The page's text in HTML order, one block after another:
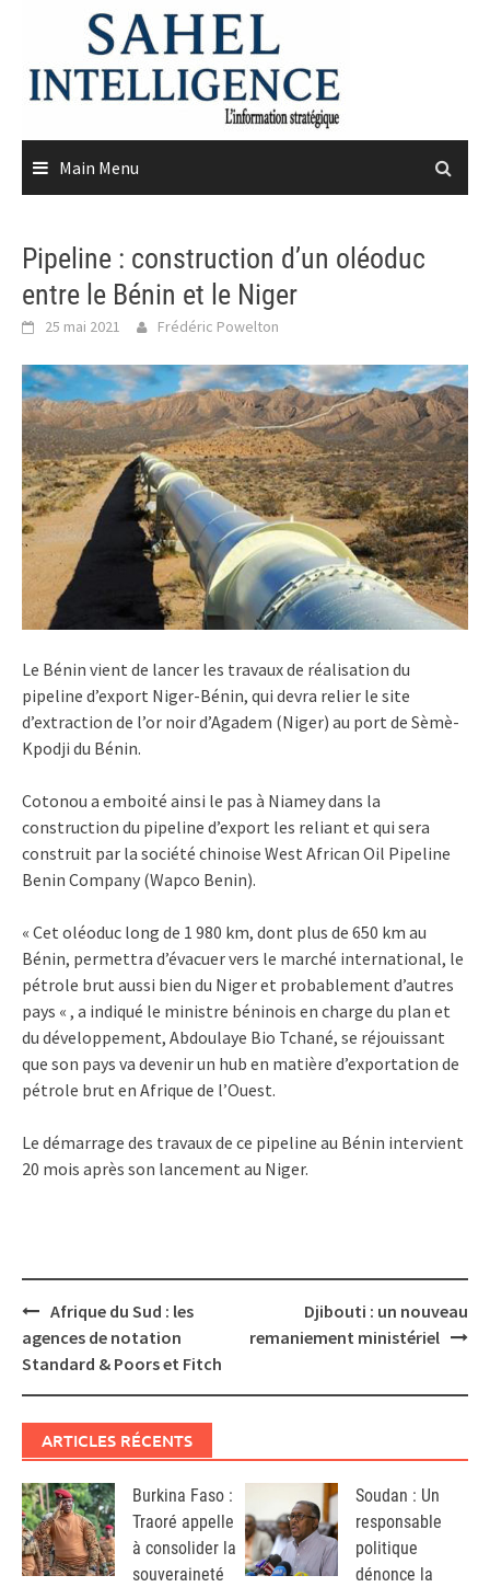
content
Main Menu
Pipeline : construction d’un oléoduc
entre le Bénin et le Niger
25 mai 2021 Frédéric Powelton
Le Bénin vient de lancer les travaux de réalisation du
pipeline d’export Niger-Bénin, qui devra relier le site
d’extraction de l’or noir d’Agadem (Niger) au port de Sèmè-
Kpodji du Bénin.
Cotonou a emboité ainsi le pas à Niamey dans la
construction du pipeline d’export les reliant et qui sera
construit par la société chinoise West African Oil Pipeline
Benin Company (Wapco Benin).
« Cet oléoduc long de 1 980 km, dont plus de 650 km au
Bénin, permettra d’évacuer vers le marché international, le
pétrole brut aussi bien du Niger et probablement d’autres
pays « , a indiqué le ministre béninois en charge du plan et
du développement, Abdoulaye Bio Tchané, se réjouissant
que son pays va devenir un hub en matière d’exportation de
pétrole brut en Afrique de l’Ouest.
Le démarrage des travaux de ce pipeline au Bénin intervient
20 mois après son lancement au Niger.
Post
navigation
Afrique du Sud : les
agences de notation
Standard & Poors et Fitch
Djibouti : un nouveau
remaniement ministériel
ARTICLES RÉCENTS
Burkina Faso :
Traoré appelle
à consolider la
souveraineté
Soudan : Un
responsable
politique
dénonce la